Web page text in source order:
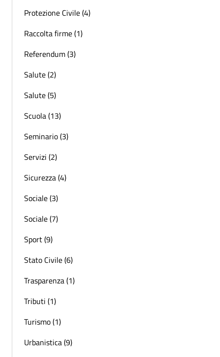
Protezione Civile (4)
Raccolta firme (1)
Referendum (3)
Salute (2)
Salute (5)
Scuola (13)
Seminario (3)
Servizi (2)
Sicurezza (4)
Sociale (3)
Sociale (7)
Sport (9)
Stato Civile (6)
Trasparenza (1)
Tributi (1)
Turismo (1)
Urbanistica (9)